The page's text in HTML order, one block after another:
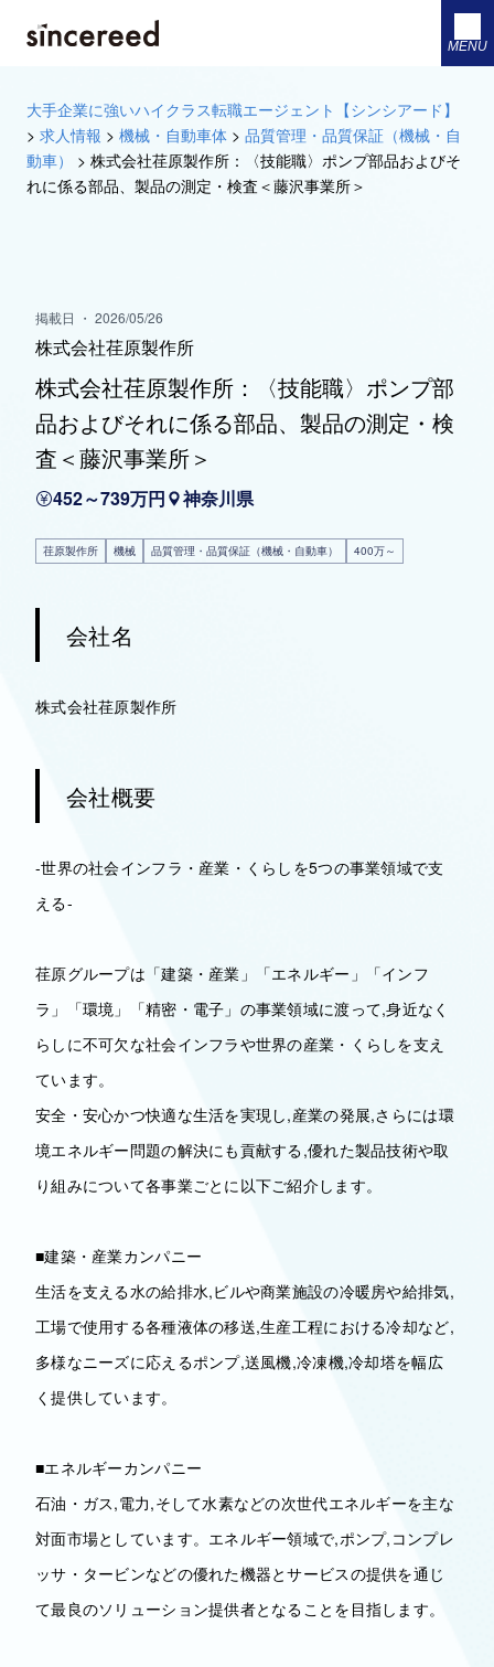
MENU
大手企業に強いハイクラス転職エージェント【シンシアード】
> 求人情報 > 機械・自動車体 > 品質管理・品質保証（機械・自
動車）
> 株式会社荏原製作所：〈技能職〉ポンプ部品およびそ
れに係る部品、製品の測定・検査＜藤沢事業所＞
掲載日 ・ 2026/05/26
株式会社荏原製作所
株式会社荏原製作所：〈技能職〉ポンプ部
品およびそれに係る部品、製品の測定・検
査＜藤沢事業所＞
452～739万円 神奈川県
荏原製作所 機械 品質管理・品質保証（機械・自動車） 400万～
会社名
株式会社荏原製作所
会社概要
-世界の社会インフラ・産業・くらしを5つの事業領域で支
える-
荏原グループは「建築・産業」「エネルギー」「インフ
ラ」「環境」「精密・電子」の事業領域に渡って,身近なく
らしに不可欠な社会インフラや世界の産業・くらしを支え
ています。
安全・安心かつ快適な生活を実現し,産業の発展,さらには環
境エネルギー問題の解決にも貢献する,優れた製品技術や取
り組みについて各事業ごとに以下ご紹介します。
■建築・産業カンパニー
生活を支える水の給排水,ビルや商業施設の冷暖房や給排気,
工場で使用する各種液体の移送,生産工程における冷却など,
多様なニーズに応えるポンプ,送風機,冷凍機,冷却塔を幅広
く提供しています。
■エネルギーカンパニー
石油・ガス,電力,そして水素などの次世代エネルギーを主な
対面市場としています。エネルギー領域で,ポンプ,コンプレ
ッサ・タービンなどの優れた機器とサービスの提供を通じ
て最良のソリューション提供者となることを目指します。